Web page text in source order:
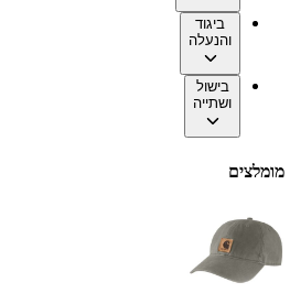
ביגוד
והנעלה
בישול
ושתייה
מומלצים